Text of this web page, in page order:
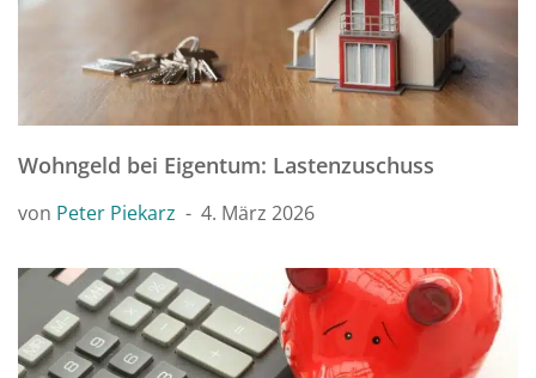
Wohngeld bei Eigentum: Lastenzuschuss
von Peter Piekarz 4. März 2026